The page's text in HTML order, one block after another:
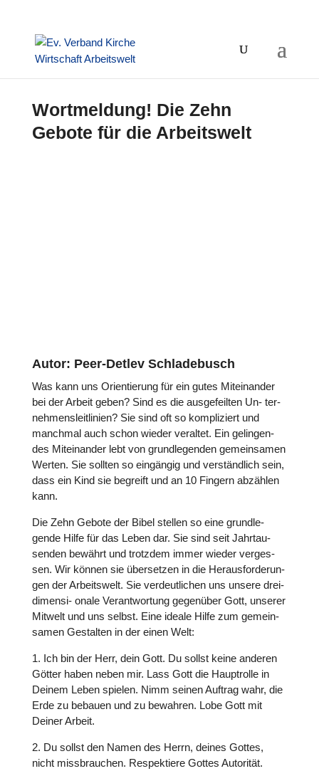
Wortmeldung! Die Zehn
Gebote für die Arbeitswelt
Autor: Peer-Detlev Schladebusch
Was kann uns Ori­en­tie­rung für ein gutes Mit­ein­an­der
bei der Arbeit geben? Sind es die aus­ge­feil­ten Un- ter­
neh­mens­leit­li­nien? Sie sind oft so kom­pli­ziert und
manchmal auch schon wieder veraltet. Ein gelin­gen­
des Mit­ein­an­der lebt von grund­le­gen­den gemein­sa­men
Werten. Sie sollten so ein­gän­gig und ver­ständ­lich sein,
dass ein Kind sie begreift und an 10 Fingern abzählen
kann.
Die Zehn Gebote der Bibel stellen so eine grund­le­
gende Hilfe für das Leben dar. Sie sind seit Jahr­tau­
sen­den bewährt und trotzdem immer wieder ver­ges­
sen. Wir können sie über­set­zen in die Her­aus­for­de­run­
gen der Arbeits­welt. Sie ver­deut­li­chen uns unsere drei­
di­mensi- onale Ver­ant­wor­tung gegen­über Gott, unserer
Mitwelt und uns selbst. Eine ideale Hilfe zum gemein­
sa­men Gestal­ten in der einen Welt:
1. Ich bin der Herr, dein Gott. Du sollst keine anderen
Götter haben neben mir. Lass Gott die Haupt­rolle in
Deinem Leben spielen. Nimm seinen Auftrag wahr, die
Erde zu bebauen und zu bewahren. Lobe Gott mit
Deiner Arbeit.
2. Du sollst den Namen des Herrn, deines Gottes,
nicht miss­brau­chen. Respek­tiere Gottes Auto­ri­tät.